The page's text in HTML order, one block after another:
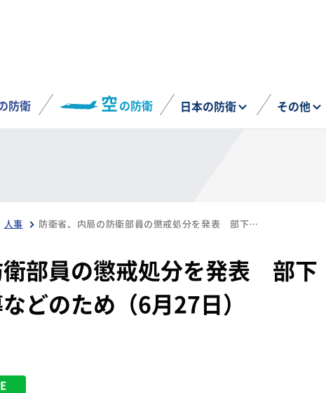
防衛 空の防衛 日本の防衛 その他
人事 防衛省、内局の防衛部員の懲戒処分を発表 部下への威圧的な指導などのため（6月27日）
部員の懲戒処分を発表 部下
どのため（6月27日）